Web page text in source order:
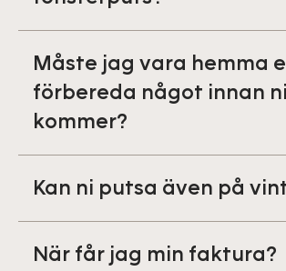
Måste jag vara hemma
förbereda något innan ni
kommer?
Kan ni putsa även på
När får jag min faktura?